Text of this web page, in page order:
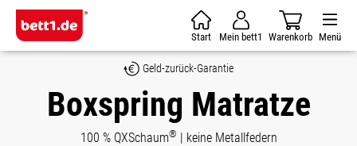
Zum Hauptinhalt springen
Start Mein bett1 Warenkorb Menü
Geld-zurück-Garantie
Boxspring Matratze
100 % QXSchaum® | keine Metallfedern